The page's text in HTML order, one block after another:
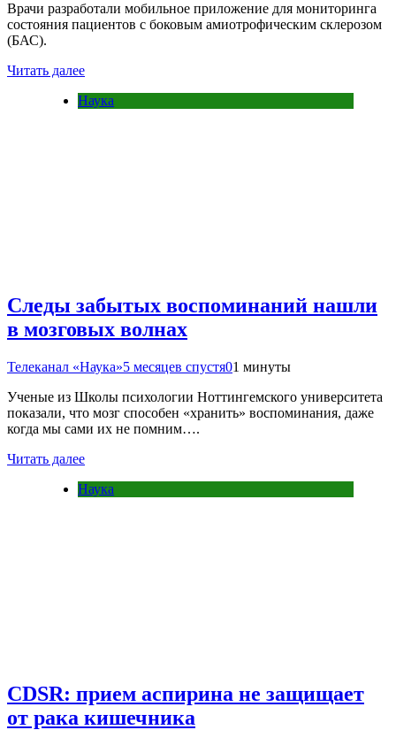
Врачи разработали мобильное приложение для мониторинга
состояния пациентов с боковым амиотрофическим склерозом
(БАС).
Читать далее
Наука
Следы забытых воспоминаний нашли
в мозговых волнах
Телеканал «Наука»5 месяцев спустя01 минуты
Ученые из Школы психологии Ноттингемского университета
показали, что мозг способен «хранить» воспоминания, даже
когда мы сами их не помним….
Читать далее
Наука
CDSR: прием аспирина не защищает
от рака кишечника